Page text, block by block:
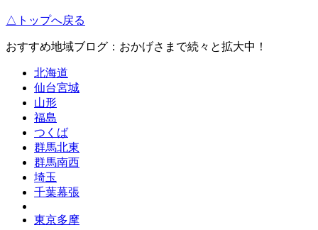
△トップへ戻る
おすすめ地域ブログ：おかげさまで続々と拡大中！
北海道
仙台宮城
山形
福島
つくば
群馬北東
群馬南西
埼玉
千葉幕張
東京多摩